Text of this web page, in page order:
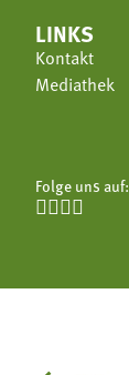
LINKS
Kontakt
Mediathek
Folge uns auf:
